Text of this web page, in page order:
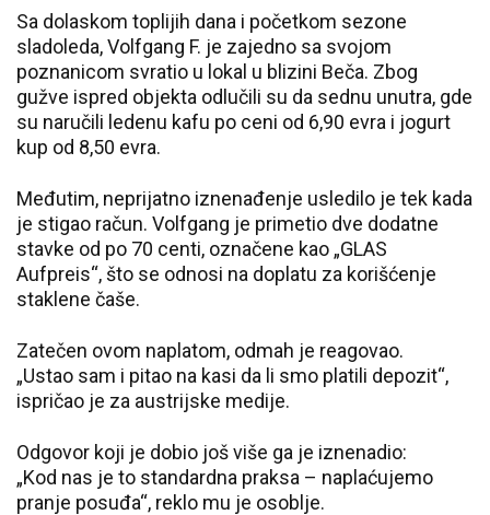
Sa dolaskom toplijih dana i početkom sezone
sladoleda, Volfgang F. je zajedno sa svojom
poznanicom svratio u lokal u blizini Beča. Zbog
gužve ispred objekta odlučili su da sednu unutra, gde
su naručili ledenu kafu po ceni od 6,90 evra i jogurt
kup od 8,50 evra.
Međutim, neprijatno iznenađenje usledilo je tek kada
je stigao račun. Volfgang je primetio dve dodatne
stavke od po 70 centi, označene kao „GLAS
Aufpreis“, što se odnosi na doplatu za korišćenje
staklene čaše.
Zatečen ovom naplatom, odmah je reagovao.
„Ustao sam i pitao na kasi da li smo platili depozit“,
ispričao je za austrijske medije.
Odgovor koji je dobio još više ga je iznenadio:
„Kod nas je to standardna praksa – naplaćujemo
pranje posuđa“, reklo mu je osoblje.